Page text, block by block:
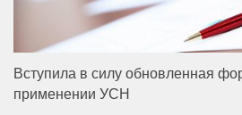
Вступила в силу обновленная
применении УСН